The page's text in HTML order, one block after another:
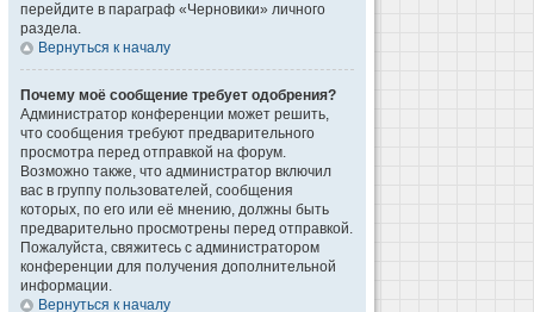
перейдите в параграф «Черновики» личного
раздела.
Вернуться к началу
Почему моё сообщение требует одобрения?
Администратор конференции может решить,
что сообщения требуют предварительного
просмотра перед отправкой на форум.
Возможно также, что администратор включил
вас в группу пользователей, сообщения
которых, по его или её мнению, должны быть
предварительно просмотрены перед отправкой.
Пожалуйста, свяжитесь с администратором
конференции для получения дополнительной
информации.
Вернуться к началу